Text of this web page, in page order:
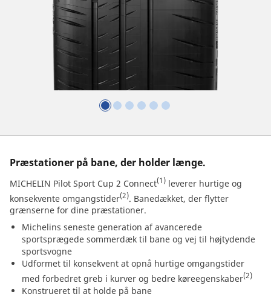
Præstationer på bane, der holder længe.
MICHELIN Pilot Sport Cup 2 Connect(1) leverer hurtige og
konsekvente omgangstider(2). Banedækket, der flytter
grænserne for dine præstationer.
Michelins seneste generation af avancerede
sportsprægede sommerdæk til bane og vej til højtydende
sportsvogne
Udformet til konsekvent at opnå hurtige omgangstider
med forbedret greb i kurver og bedre køreegenskaber(2)
Konstrueret til at holde på bane